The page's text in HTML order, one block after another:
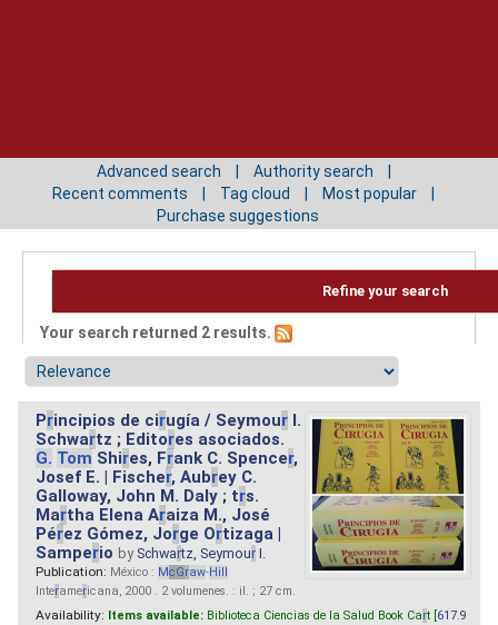
Advanced search
Authority search
Recent comments
Tag cloud
Most popular
Purchase suggestions
Refine your search
Your search returned 2 results.
Principios de cirugía / Seymour I.
Schwartz ; Editores asociados.
G. Tom Shires, Frank C. Spencer,
Josef E. | Fischer, Aubrey C.
Galloway, John M. Daly ; trs.
Martha Elena Araiza M., José
Pérez Gómez, Jorge Ortizaga |
Samperio by Schwartz, Seymour I.
Publication: México : McGraw-Hill
Interamericana, 2000 . 2 volumenes. : il. ; 27 cm.
Availability: Items available: Biblioteca Ciencias de la Salud Book Cart [ 617.9